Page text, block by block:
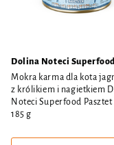
Dolina Noteci Superfood
Mokra karma dla kota
z królikiem i nagietkiem
Noteci Superfood
185 g